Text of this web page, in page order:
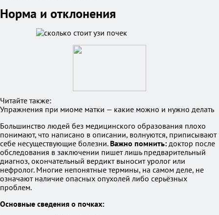
Норма и отклонения
Читайте также:
Упражнения при миоме матки — какие можно и нужно делать
Большинство людей без медицинского образования плохо
понимают, что написано в описании, волнуются, приписывают
себе несуществующие болезни. Важно помнить: доктор после
обследования в заключении пишет лишь предварительный
диагноз, окончательный вердикт выносит уролог или
нефролог. Многие непонятные термины, на самом деле, не
означают наличие опасных опухолей либо серьёзных
проблем.
Основные сведения о почках: